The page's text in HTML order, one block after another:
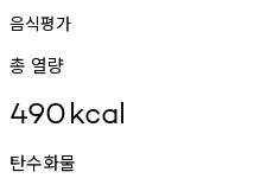
음식평가
총 열량
490kcal
탄수화물